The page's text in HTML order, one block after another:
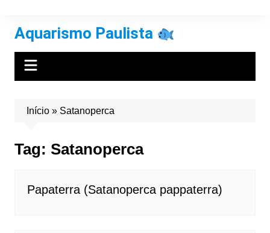
conteúdo
Aquarismo Paulista
Início» Satanoperca
Tag: Satanoperca
Papaterra (Satanoperca pappaterra)